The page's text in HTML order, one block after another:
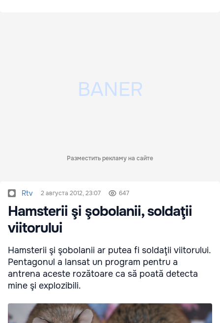
Разместить рекламу на сайте
Rtv 2 августа 2012, 23:07 647
Hamsterii şi şobolanii, soldaţii
viitorului
Hamsterii şi şobolanii ar putea fi soldaţii viitorului.
Pentagonul a lansat un program pentru a
antrena aceste rozătoare ca să poată detecta
mine şi explozibili.